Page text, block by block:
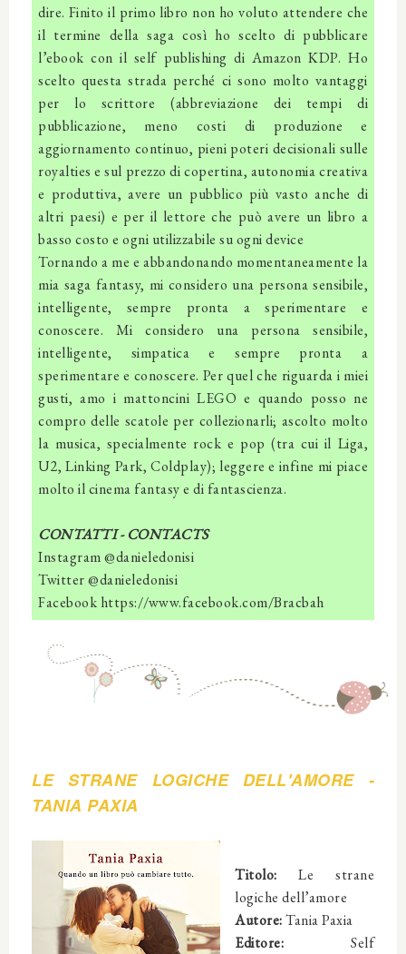
dire. Finito il primo libro non ho voluto attendere che
il termine della saga così ho scelto di pubblicare
l’ebook con il self publishing di Amazon KDP. Ho
scelto questa strada perché ci sono molto vantaggi
per lo scrittore (abbreviazione dei tempi di
pubblicazione, meno costi di produzione e
aggiornamento continuo, pieni poteri decisionali sulle
royalties e sul prezzo di copertina, autonomia creativa
e produttiva, avere un pubblico più vasto anche di
altri paesi) e per il lettore che può avere un libro a
basso costo e ogni utilizzabile su ogni device
Tornando a me e abbandonando momentaneamente la
mia saga fantasy, mi considero una persona sensibile,
intelligente, sempre pronta a sperimentare e
conoscere. Mi considero una persona sensibile,
intelligente, simpatica e sempre pronta a
sperimentare e conoscere. Per quel che riguarda i miei
gusti, amo i mattoncini LEGO e quando posso ne
compro delle scatole per collezionarli; ascolto molto
la musica, specialmente rock e pop (tra cui il Liga,
U2, Linking Park, Coldplay); leggere e infine mi piace
molto il cinema fantasy e di fantascienza.
CONTATTI - CONTACTS
Instagram @danieledonisi
Twitter @danieledonisi
Facebook https://www.facebook.com/Bracbah
LE STRANE LOGICHE DELL'AMORE-
TANIA PAXIA
Titolo: Le strane
logiche dell’amore
Autore:Tania Paxia
Editore: Self